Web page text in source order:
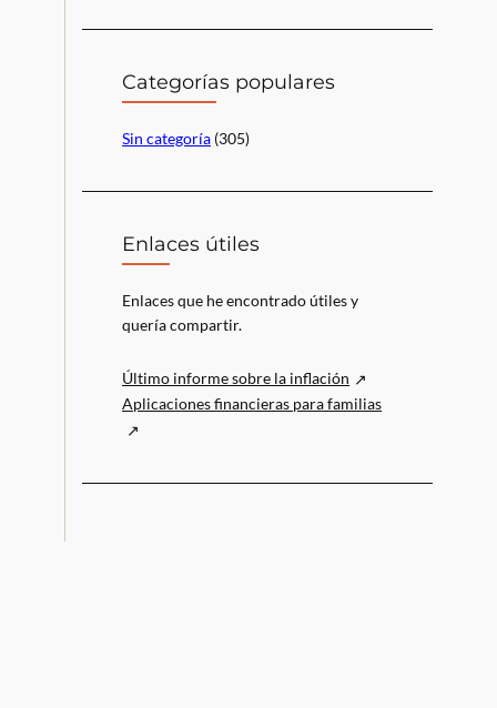
c
Categorías populares
Sin categoría (305)
Enlaces útiles
Enlaces que he encontrado útiles y
quería compartir.
Último informe sobre la inflación
Aplicaciones financieras para familias